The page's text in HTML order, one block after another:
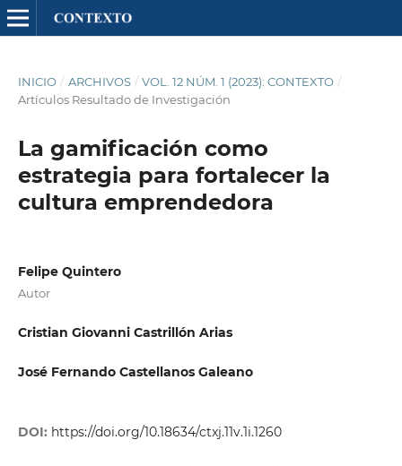
INICIO / ARCHIVOS / VOL. 12 NÚM. 1 (2023): CONTEXTO /
Artículos Resultado de Investigación
La gamificación como
estrategia para fortalecer la
cultura emprendedora
Felipe Quintero
Autor
Cristian Giovanni Castrillón Arias
José Fernando Castellanos Galeano
DOI: https://doi.org/10.18634/ctxj.11v.1i.1260